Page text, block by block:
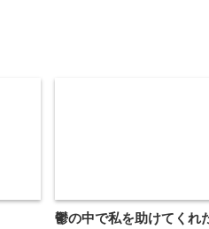
鬱の中で私を助けてくれ